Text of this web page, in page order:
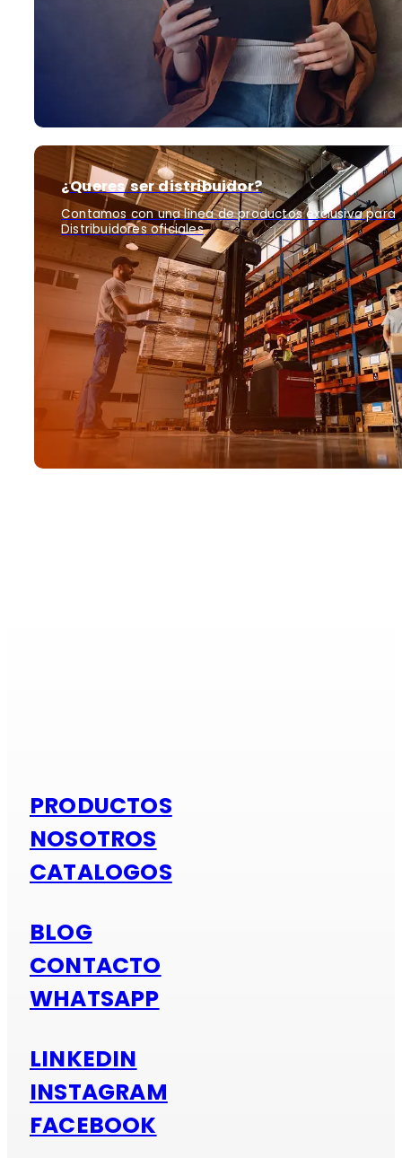
¿Queres ser distribuidor?
Contamos con una linea de productos exclusiva para
Distribuidores oficiales
PRODUCTOS
NOSOTROS
CATALOGOS
BLOG
CONTACTO
WHATSAPP
LINKEDIN
INSTAGRAM
FACEBOOK